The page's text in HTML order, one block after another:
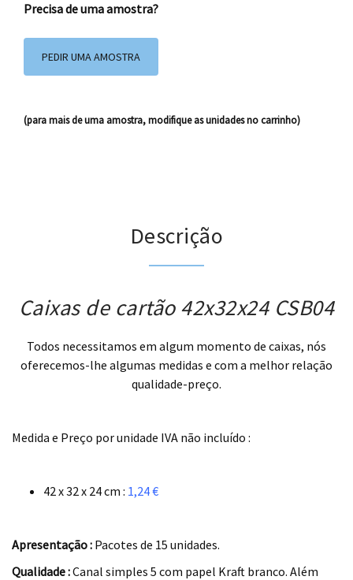
Precisa de uma amostra?
PEDIR UMA AMOSTRA
(para mais de uma amostra, modifique as unidades no carrinho)
Descrição
Caixas de cartão 42x32x24 CSB04
Todos necessitamos em algum momento de caixas, nós
oferecemos-lhe algumas medidas e com a melhor relação
qualidade-preço.
Medida e Preço por unidade IVA não incluído :
42 x 32 x 24 cm : 1,24 €
Apresentação : Pacotes de 15 unidades.
Qualidade :Canal simples 5 com papel Kraft branco. Além